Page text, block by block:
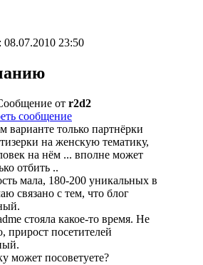
08.07.2010 23:50
от r2d2
варианте только партнёрки
на женскую тематику,
на нём ... вполне может
отбить ..
мала, 180-200 уникальных в
связано с тем, что блог
стояла какое-то время. Не
прирост посетителей
может посоветуете?